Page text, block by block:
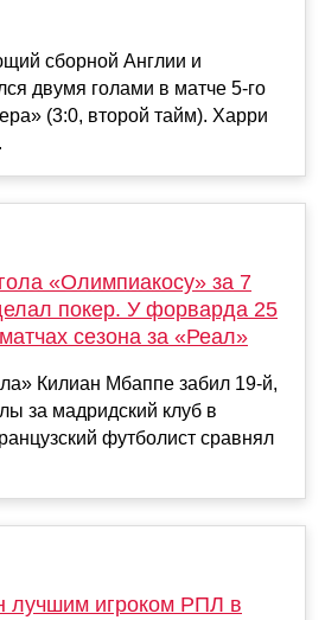
сборной Англии и
двумя голами в матче 5-го
(3:0, второй тайм). Харри
«Олимпиакосу» за 7
покер. У форварда 25
сезона за «Реал»
Килиан Мбаппе забил 19-й,
за мадридский клуб в
футболист сравнял
лучшим игроком РПЛ в